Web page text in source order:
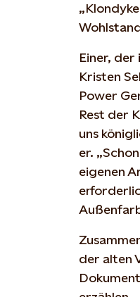
Einer,
Kristen
Power
Rest der
uns
er.
eigenen
der alten